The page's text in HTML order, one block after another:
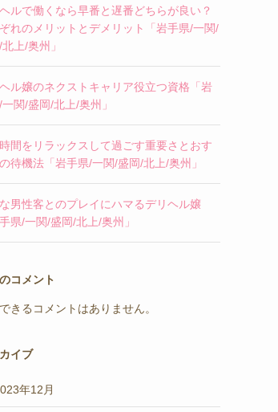
ルで働くなら早番と遅番どちらが良い？
れのメリットとデメリット「岩手県/一関/
上/奥州」
ル嬢のネクストキャリア役立つ資格「岩
関/盛岡/北上/奥州」
間をリラックスして過ごす重要さとおす
待機法「岩手県/一関/盛岡/北上/奥州」
男性客とのプレイにハマるデリヘル嬢
手県/一関/盛岡/北上/奥州」
コメント
きるコメントはありません。
イブ
年12月